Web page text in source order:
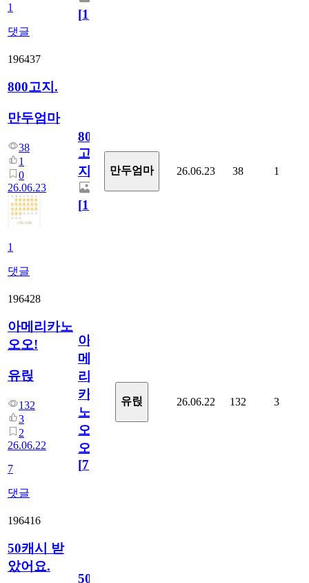
1
댓글
[1]
196437
800고지.
만두엄마
38
1
0
26.06.23
1
댓글
800
고
지.
[1]
만두엄마 26.06.23 38 1
196428
아메리카노
오오!
유릱
132
3
2
26.06.22
7
댓글
아
메
리
카
노
오
오!
[7]
유릱 26.06.22 132 3
196416
50캐시 받
았어요.
50